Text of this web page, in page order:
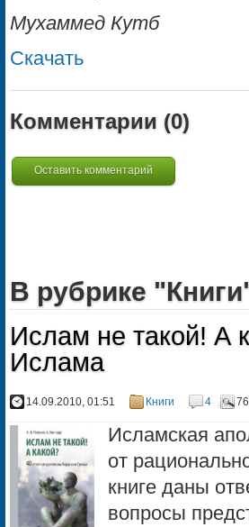
Мухаммед Кутб
Скачать
Комментарии (0)
Оставить комментарий
В рубрике
Ислам не такой! А
Ислама
14.09.2010, 01:51 Книги 4
Исламская
от
книге даны
вопросы